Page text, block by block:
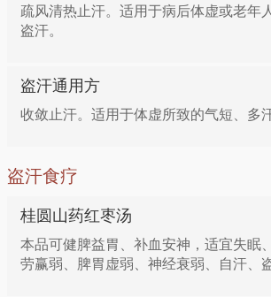
疏风清热止汗。适用于病后体虚或老年
盗汗。
盗汗通用方
收敛止汗。适用于体虚所致的气短、多
盗汗食疗
桂圆山药红枣汤
本品可健脾益胃、补血安神，适宜失眠
劳赢弱、脾胃虚弱、神经衰弱、自汗、